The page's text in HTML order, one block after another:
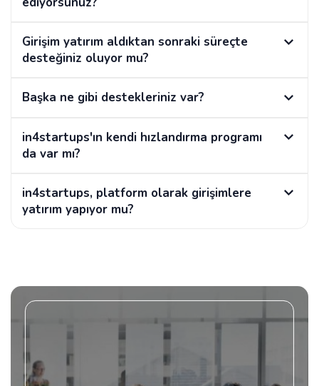
Girişim yatırım aldıktan sonraki süreçte
desteğiniz oluyor mu?
Başka ne gibi destekleriniz var?
in4startups'ın kendi hızlandırma programı
da var mı?
in4startups, platform olarak girişimlere
yatırım yapıyor mu?